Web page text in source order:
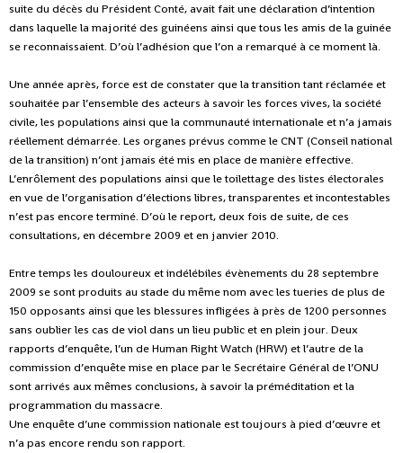
suite du décès du Président Conté, avait fait une déclaration d’intention
dans laquelle la majorité des guinéens ainsi que tous les amis de la guinée
se reconnaissaient. D’où l’adhésion que l’on a remarqué à ce moment là.
Une année après, force est de constater que la transition tant réclamée et
souhaitée par l’ensemble des acteurs à savoir les forces vives, la société
civile, les populations ainsi que la communauté internationale et n’a jamais
réellement démarrée. Les organes prévus comme le CNT (Conseil national
de la transition) n’ont jamais été mis en place de manière effective.
L’enrôlement des populations ainsi que le toilettage des listes électorales
en vue de l’organisation d’élections libres, transparentes et incontestables
n’est pas encore terminé. D’où le report, deux fois de suite, de ces
consultations, en décembre 2009 et en janvier 2010.
Entre temps les douloureux et indélébiles évènements du 28 septembre
2009 se sont produits au stade du même nom avec les tueries de plus de
150 opposants ainsi que les blessures infligées à près de 1200 personnes
sans oublier les cas de viol dans un lieu public et en plein jour. Deux
rapports d’enquête, l’un de Human Right Watch (HRW) et l’autre de la
commission d’enquête mise en place par le Secrétaire Général de l’ONU
sont arrivés aux mêmes conclusions, à savoir la préméditation et la
programmation du massacre.
Une enquête d’une commission nationale est toujours à pied d’œuvre et
n’a pas encore rendu son rapport.